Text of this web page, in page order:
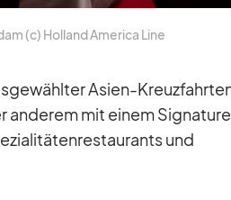
(c) Hol­land Ame­rica Line
Asien-
an­de­rem mit ei­nem
und